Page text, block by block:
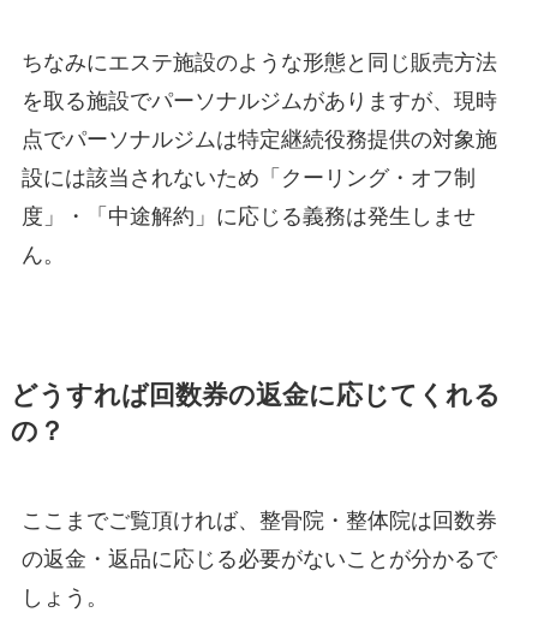
ちなみにエステ施設のような形態と同じ販売方法
を取る施設でパーソナルジムがありますが、現時
点でパーソナルジムは特定継続役務提供の対象施
設には該当されないため「クーリング・オフ制
度」・「中途解約」に応じる義務は発生しませ
ん。
どうすれば回数券の返金に応じてくれる
の？
ここまでご覧頂ければ、整骨院・整体院は回数券
の返金・返品に応じる必要がないことが分かるで
しょう。